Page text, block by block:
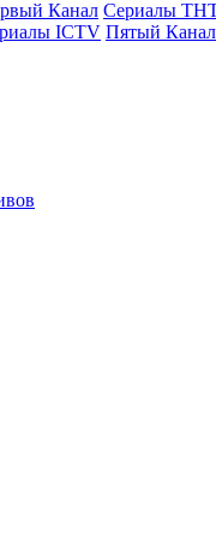
Ка­нал Се­риа­лы
ICTV Пя­тый Ка­нал